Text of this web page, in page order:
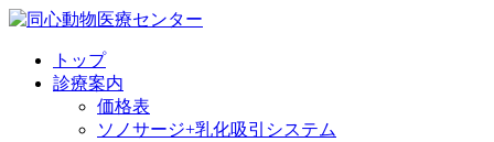
トップ
診療案内
価格表
ソノサージ+乳化吸引システム